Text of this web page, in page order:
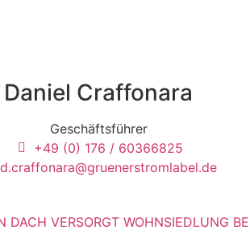
Daniel Craffonara
Geschäftsführer
+49 (0) 176 / 60366825
d.craffonara@gruenerstromlabel.de
DACH VERSORGT WOHNSIEDLUNG